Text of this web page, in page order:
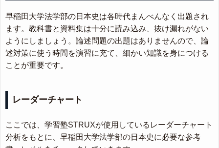
早稲田大学法学部の日本史は各時代まんべんなく出題され
ます。教科書と資料集は十分に読み込み、抜け漏れがない
ようにしましょう。論述問題の出題はありませんので、論
述対策に使う時間を演習に充て、細かい知識を身につける
ことが重要です。
レーダーチャート
ここでは、学習塾STRUXが使用しているレーダーチャート
分析をもとに、早稲田大学法学部の日本史に必要な参考